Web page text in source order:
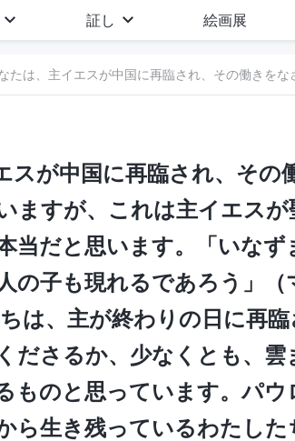
証し 絵画展
スが中国に再臨され、その
ますが、これは主イエスが
当だと思います。「 いなず
の子も現れるであろう 」
は、主が終わりの日に再
ださるか、少なくとも、雲
ものと思っています。パウ
ら生き残っているわたした